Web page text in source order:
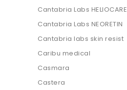
Cantabria Labs HELIOCARE
Cantabria Labs NEORETIN
Cantabria labs skin resist
Caribu medical
Casmara
Castera